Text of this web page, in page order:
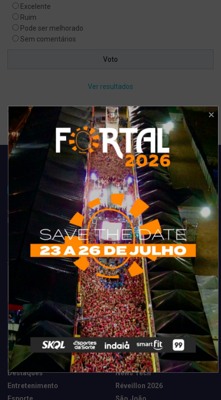
Excelente
Ruim
Pode ser melhorado
Sem comentários
Ver resultados
Arquivo de enquete
Acompanhe todas as novidades do entretenimento na região de
Fortaleza. Dicas, promoções, coberturas exclusivas e muito mais.
Categorias
Camarote Vip Junino
Cidade
Destaques
Entretenimento
Esporte
Marketing E Negócios
Música
News Tech
Réveillon 2026
São João